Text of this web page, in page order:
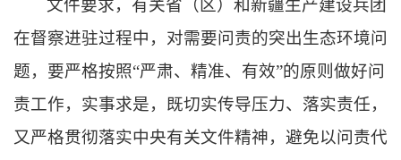
文件要求，有关省（区）和新疆生产建设兵团
在督察进驻过程中，对需要问责的突出生态环境问
题，要严格按照“严肃、精准、有效”的原则做好问
责工作，实事求是，既切实传导压力、落实责任，
又严格贯彻落实中央有关文件精神，避免以问责代